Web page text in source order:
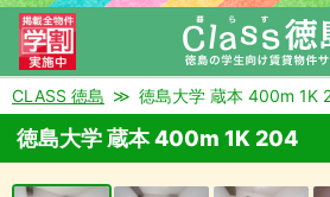
来店予約
CLASS 徳島 徳島大学 蔵本 400m 1K
徳島大学 蔵本 400m 1K 204